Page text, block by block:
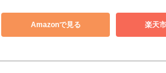
Amazonで見る 楽天